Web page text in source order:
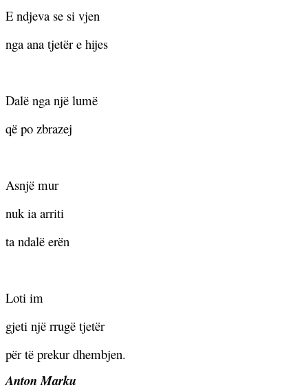
E ndjeva se si vjen
nga ana tjetër e hijes
Dalë nga një lumë
që po zbrazej
Asnjë mur
nuk ia arriti
ta ndalë erën
Loti im
gjeti një rrugë tjetër
për të prekur dhembjen.
Anton Marku